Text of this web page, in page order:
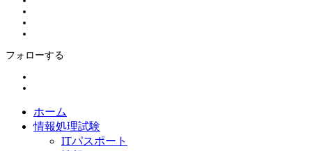
フォローする
ホーム
情報処理試験
ITパスポート